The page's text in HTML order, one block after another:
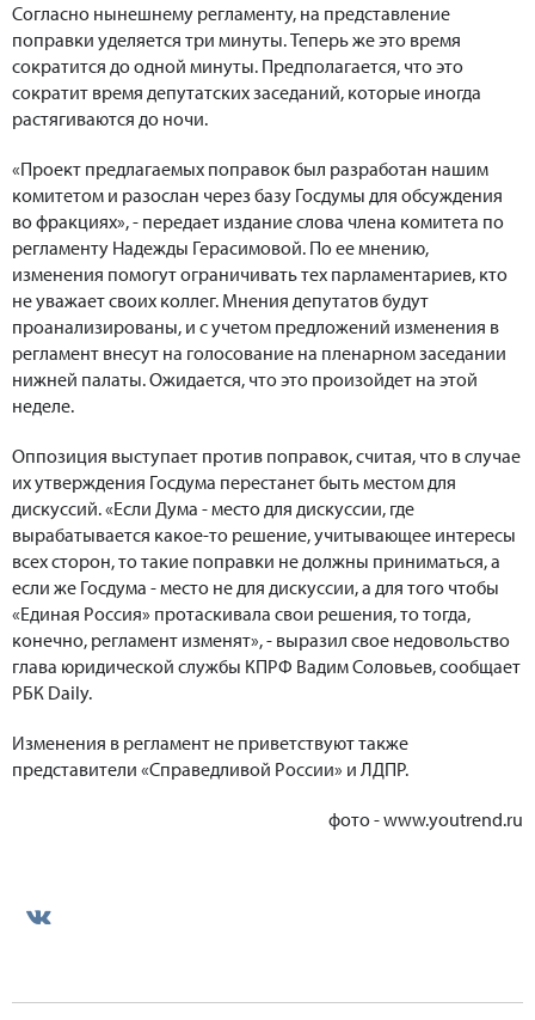
Согласно нынешнему регламенту, на представление
поправки уделяется три минуты. Теперь же это время
сократится до одной минуты. Предполагается, что это
сократит время депутатских заседаний, которые иногда
растягиваются до ночи.
«Проект предлагаемых поправок был разработан нашим
комитетом и разослан через базу Госдумы для обсуждения
во фракциях», - передает издание слова члена комитета по
регламенту Надежды Герасимовой. По ее мнению,
изменения помогут ограничивать тех парламентариев, кто
не уважает своих коллег. Мнения депутатов будут
проанализированы, и с учетом предложений изменения в
регламент внесут на голосование на пленарном заседании
нижней палаты. Ожидается, что это произойдет на этой
неделе.
Оппозиция выступает против поправок, считая, что в случае
их утверждения Госдума перестанет быть местом для
дискуссий. «Если Дума - место для дискуссии, где
вырабатывается какое-то решение, учитывающее интересы
всех сторон, то такие поправки не должны приниматься, а
если же Госдума - место не для дискуссии, а для того чтобы
«Единая Россия» протаскивала свои решения, то тогда,
конечно, регламент изменят», - выразил свое недовольство
глава юридической службы КПРФ Вадим Соловьев, сообщает
РБК Daily.
Изменения в регламент не приветствуют также
представители «Справедливой России» и ЛДПР.
фото - www.youtrend.ru